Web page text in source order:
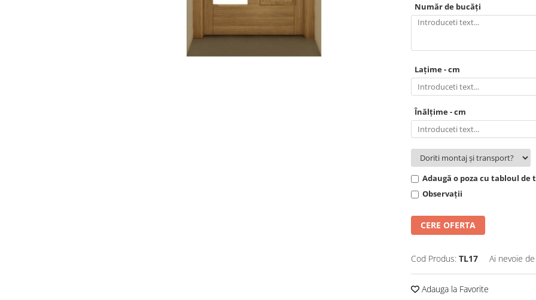
Număr de bucăți
Lațime - cm
Înălțime - cm
Adaugă o poza cu tabloul de
Observații
CERE OFERTA
Cod Produs: TL17 Ai nevoie
Adauga la Favorite